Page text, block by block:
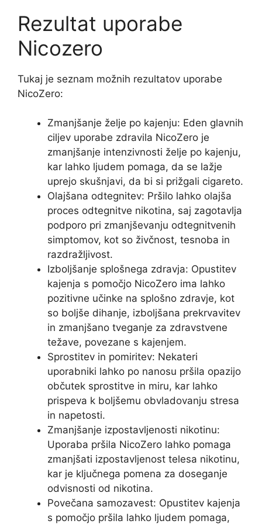
Rezultat uporabe
Nicozero
Tukaj je seznam možnih rezultatov uporabe
NicoZero:
Zmanjšanje želje po kajenju: Eden glavnih
ciljev uporabe zdravila NicoZero je
zmanjšanje intenzivnosti želje po kajenju,
kar lahko ljudem pomaga, da se lažje
uprejo skušnjavi, da bi si prižgali cigareto.
Olajšana odtegnitev: Pršilo lahko olajša
proces odtegnitve nikotina, saj zagotavlja
podporo pri zmanjševanju odtegnitvenih
simptomov, kot so živčnost, tesnoba in
razdražljivost.
Izboljšanje splošnega zdravja: Opustitev
kajenja s pomočjo NicoZero ima lahko
pozitivne učinke na splošno zdravje, kot
so boljše dihanje, izboljšana prekrvavitev
in zmanjšano tveganje za zdravstvene
težave, povezane s kajenjem.
Sprostitev in pomiritev: Nekateri
uporabniki lahko po nanosu pršila opazijo
občutek sprostitve in miru, kar lahko
prispeva k boljšemu obvladovanju stresa
in napetosti.
Zmanjšanje izpostavljenosti nikotinu:
Uporaba pršila NicoZero lahko pomaga
zmanjšati izpostavljenost telesa nikotinu,
kar je ključnega pomena za doseganje
odvisnosti od nikotina.
Povečana samozavest: Opustitev kajenja
s pomočjo pršila lahko ljudem pomaga,